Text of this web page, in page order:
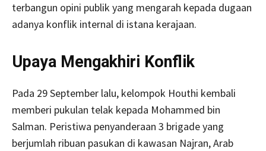
terbangun opini publik yang mengarah kepada dugaan
adanya konflik internal di istana kerajaan.
Upaya Mengakhiri Konflik
Pada 29 September lalu, kelompok Houthi kembali
memberi pukulan telak kepada Mohammed bin
Salman. Peristiwa penyanderaan 3 brigade yang
berjumlah ribuan pasukan di kawasan Najran, Arab